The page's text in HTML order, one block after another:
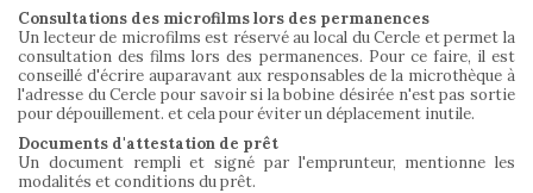
Consultations des microfilms lors des permanences
Un lecteur de microfilms est réservé au local du Cercle et permet la
consultation des films lors des permanences. Pour ce faire, il est
conseillé d'écrire auparavant aux responsables de la microthèque à
l'adresse du Cercle pour savoir si la bobine désirée n'est pas sortie
pour dépouillement. et cela pour éviter un déplacement inutile.
Documents d'attestation de prêt
Un document rempli et signé par l'emprunteur, mentionne les
modalités et conditions du prêt.